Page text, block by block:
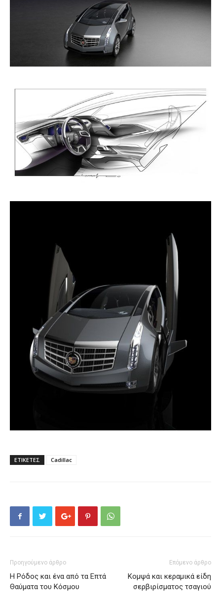
ΕΤΙΚΕΤΕΣ Cadillac
Προηγούμενο άρθρο
Η Ρόδος και ένα από τα Επτά
Θαύματα του Κόσμου
Επόμενο άρθρο
Κομψά και κεραμικά είδη
σερβιρίσματος τσαγιού